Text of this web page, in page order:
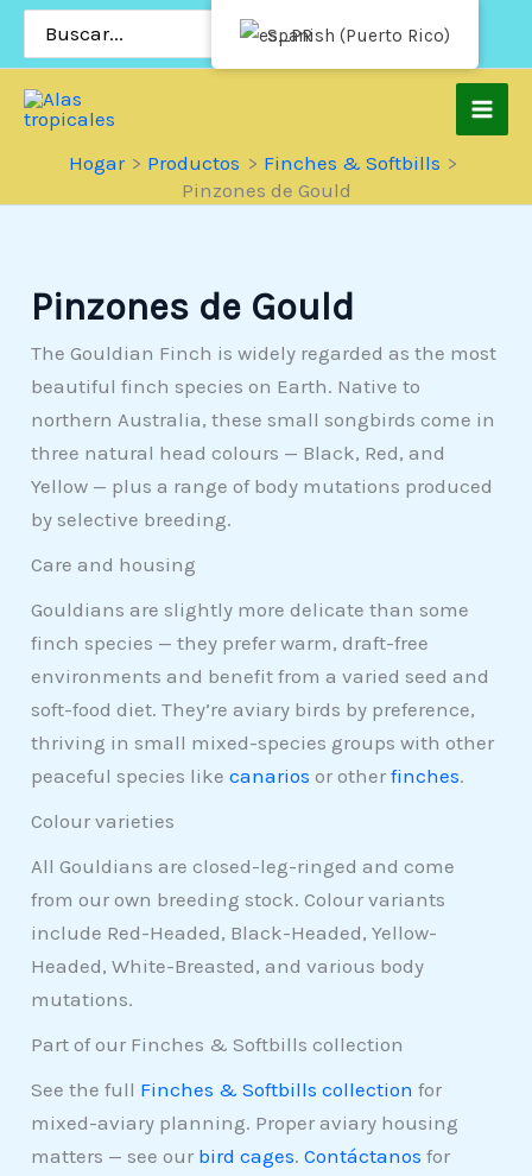
Saltar
Hogar Productos
Finches & Softbills
Pinzones de Gould
Pinzones de Gould
The Gouldian Finch is widely regarded as the most
beautiful finch species on Earth. Native to
northern Australia, these small songbirds come in
three natural head colours — Black, Red, and
Yellow — plus a range of body mutations produced
by selective breeding.
Care and housing
Gouldians are slightly more delicate than some
finch species — they prefer warm, draft-free
environments and benefit from a varied seed and
soft-food diet. They’re aviary birds by preference,
thriving in small mixed-species groups with other
peaceful species likecanarios or otherfinches.
Colour varieties
All Gouldians are closed-leg-ringed and come
from our own breeding stock. Colour variants
include Red-Headed, Black-Headed, Yellow-
Headed, White-Breasted, and various body
mutations.
Part of our Finches & Softbills collection
See the full Finches & Softbills collection for
mixed-aviary planning. Proper aviary housing
matters — see our bird cages.Contáctanos for
Spanish (Puerto Rico)